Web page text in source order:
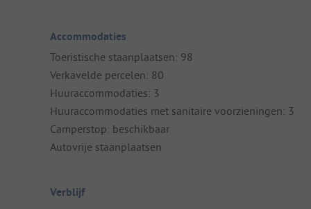
Accommodaties
Toeristische staanplaatsen: 98
Verkavelde percelen: 80
Huuraccommodaties: 3
Huuraccommodaties met sanitaire voorzieningen: 3
Camperstop: beschikbaar
Autovrije staanplaatsen
Verblijf